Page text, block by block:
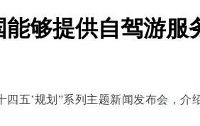
够提供自驾游服
五’规划”系列主题新闻发布会，